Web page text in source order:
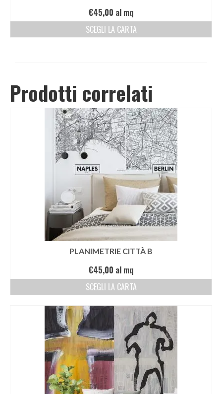
€45,00 al mq
SCEGLI LA CARTA
Prodotti correlati
PLANIMETRIE CITTÀ B
€45,00 al mq
SCEGLI LA CARTA